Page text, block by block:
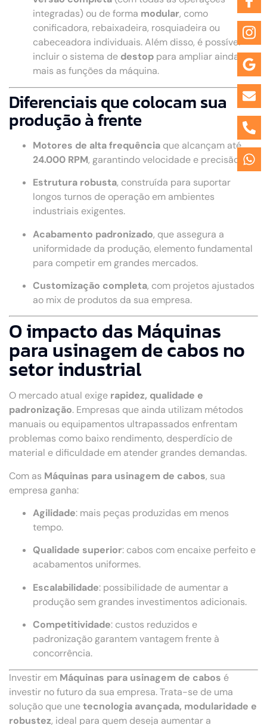
integradas) ou de forma modular, como
conificadora, rebaixadeira, rosquiadeira ou
cabeceadora individuais. Além disso, é possível
incluir o sistema de destop para ampliar ainda
mais as funções da máquina.
Diferenciais que colocam sua
produção à frente
Motores de alta frequência que alcançam até
24.000 RPM, garantindo velocidade e precisão.
Estrutura robusta, construída para suportar
longos turnos de operação em ambientes
industriais exigentes.
Acabamento padronizado, que assegura a
uniformidade da produção, elemento fundamental
para competir em grandes mercados.
Customização completa, com projetos ajustados
ao mix de produtos da sua empresa.
O impacto das Máquinas
para usinagem de cabos no
setor industrial
O mercado atual exige rapidez, qualidade e
padronização. Empresas que ainda utilizam métodos
manuais ou equipamentos ultrapassados enfrentam
problemas como baixo rendimento, desperdício de
material e dificuldade em atender grandes demandas.
Com as Máquinas para usinagem de cabos, sua
empresa ganha:
Agilidade: mais peças produzidas em menos
tempo.
Qualidade superior: cabos com encaixe perfeito e
acabamentos uniformes.
Escalabilidade: possibilidade de aumentar a
produção sem grandes investimentos adicionais.
Competitividade: custos reduzidos e
padronização garantem vantagem frente à
concorrência.
Investir em Máquinas para usinagem de cabos é
investir no futuro da sua empresa. Trata-se de uma
solução que unetecnologia avançada, modularidade e
robustez, ideal para quem deseja aumentar a